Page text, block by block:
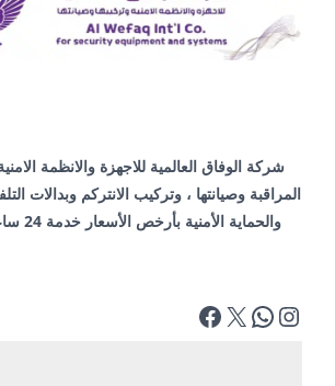
شركة الوفاق العالمية للاجهزة والانظمة
المراقبة وصيانتها ، وتركيب الانتركم وبدالات